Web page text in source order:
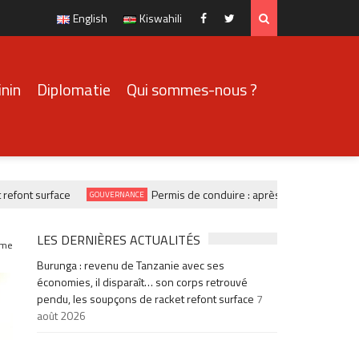
English Kiswahili FacebookTwitter
Diplomatie Qui sommes-nous ?
surface GOUVERNANCE Permis de conduire : après plus de deux ans
LES DERNIÈRES ACTUALITÉS
Burunga : revenu de Tanzanie avec ses
économies, il disparaît… son corps retrouvé
pendu, les soupçons de racket refont surface 7
août 2026